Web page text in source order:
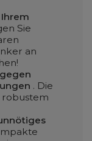
Sie
an
. Die
robustem